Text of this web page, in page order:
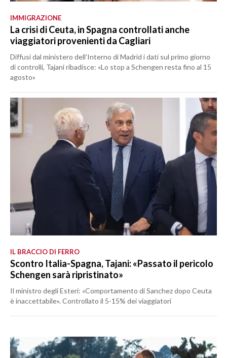
IMMIGRAZIONE
La crisi di Ceuta, in Spagna controllati anche
viaggiatori provenienti da Cagliari
Diffusi dal ministero dell’Interno di Madrid i dati sul primo giorno
di controlli, Tajani ribadisce: «Lo stop a Schengen resta fino al 15
agosto»
IL BRACCIO DI FERRO
Scontro Italia-Spagna, Tajani: «Passato il pericolo
Schengen sarà ripristinato»
Il ministro degli Esteri: «Comportamento di Sanchez dopo Ceuta
è inaccettabile». Controllato il 5-15% dei viaggiatori